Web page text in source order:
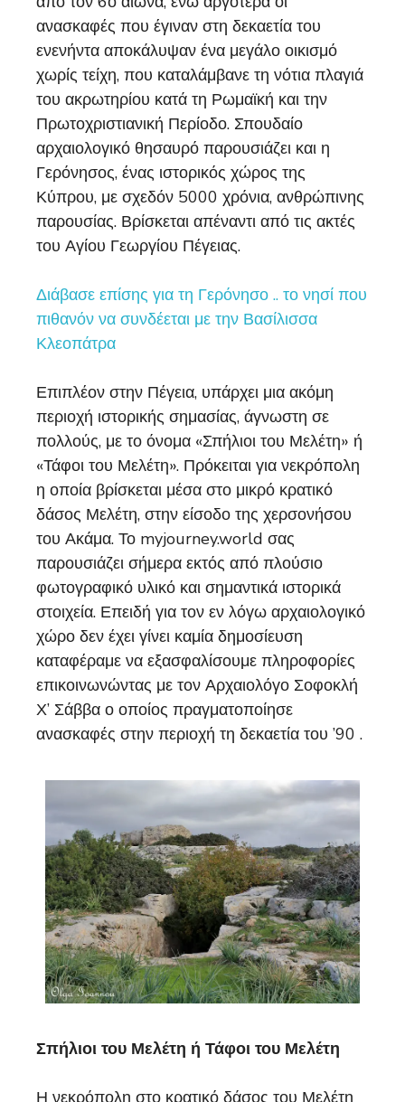
ανασκαφές που έγιναν στη δεκαετία του
ενενήντα αποκάλυψαν ένα μεγάλο οικισμό
χωρίς τείχη, που καταλάμβανε τη νότια πλαγιά
του ακρωτηρίου κατά τη Ρωμαϊκή και την
Πρωτοχριστιανική Περίοδο. Σπουδαίο
αρχαιολογικό θησαυρό παρουσιάζει και η
Γερόνησος, ένας ιστορικός χώρος της
Κύπρου, με σχεδόν 5000 χρόνια, ανθρώπινης
παρουσίας. Βρίσκεται απέναντι από τις ακτές
του Αγίου Γεωργίου Πέγειας.
Διάβασε επίσης για τη Γερόνησο .. το νησί που
πιθανόν να συνδέεται με την Βασίλισσα
Κλεοπάτρα
Επιπλέον στην Πέγεια, υπάρχει μια ακόμη
περιοχή ιστορικής σημασίας, άγνωστη σε
πολλούς, με το όνομα «Σπήλιοι του Μελέτη» ή
«Τάφοι του Μελέτη». Πρόκειται για νεκρόπολη
η οποία βρίσκεται μέσα στο μικρό κρατικό
δάσος Μελέτη, στην είσοδο της χερσονήσου
του Ακάμα. Το myjourney.world σας
παρουσιάζει σήμερα εκτός από πλούσιο
φωτογραφικό υλικό και σημαντικά ιστορικά
στοιχεία. Επειδή για τον εν λόγω αρχαιολογικό
χώρο δεν έχει γίνει καμία δημοσίευση
καταφέραμε να εξασφαλίσουμε πληροφορίες
επικοινωνώντας με τον Αρχαιολόγο Σοφοκλή
Χ’ Σάββα ο οποίος πραγματοποίησε
ανασκαφές στην περιοχή τη δεκαετία του ’90 .
Σπήλιοι του Μελέτη ή Τάφοι του Μελέτη
Η νεκρόπολη στο κρατικό δάσος του Μελέτη